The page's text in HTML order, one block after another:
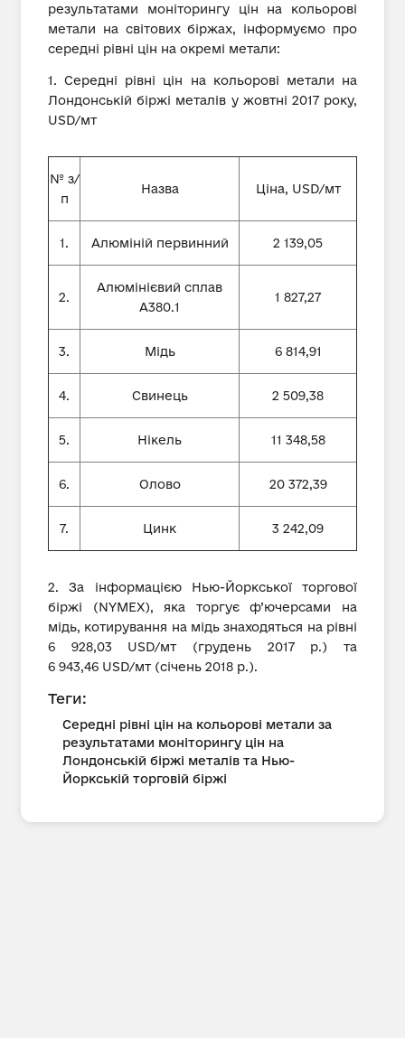
результатами моніторингу цін на кольорові
метали на світових біржах, інформуємо про
середні рівні цін на окремі метали:
1. Середні рівні цін на кольорові метали на
Лондонській біржі металів у жовтні 2017 року,
USD/мт
№ з/
п
Назва Ціна, USD/мт
1. Алюміній первинний 2 139,05
2.
Алюмінієвий сплав
А380.1
1 827,27
3. Мідь 6 814,91
4. Свинець 2 509,38
5. Нікель 11 348,58
6. Олово 20 372,39
7. Цинк 3 242,09
2. За інформацією Нью-Йоркської торгової
біржі (NYMEX), яка торгує ф’ючерсами на
мідь, котирування на мідь знаходяться на рівні
6 928,03 USD/мт (грудень 2017 р.) та
6 943,46 USD/мт (січень 2018 р.).
Теги:
Середні рівні цін на кольорові метали за
результатами моніторингу цін на
Лондонській біржі металів та Нью-
Йоркській торговій біржі